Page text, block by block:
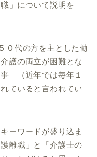
」 について説明を
０代の方を主とした働
護の両立が困難とな
事
（近年では毎年１
ていると言われてい
ーワードが盛り込ま
離職」と「介護士の